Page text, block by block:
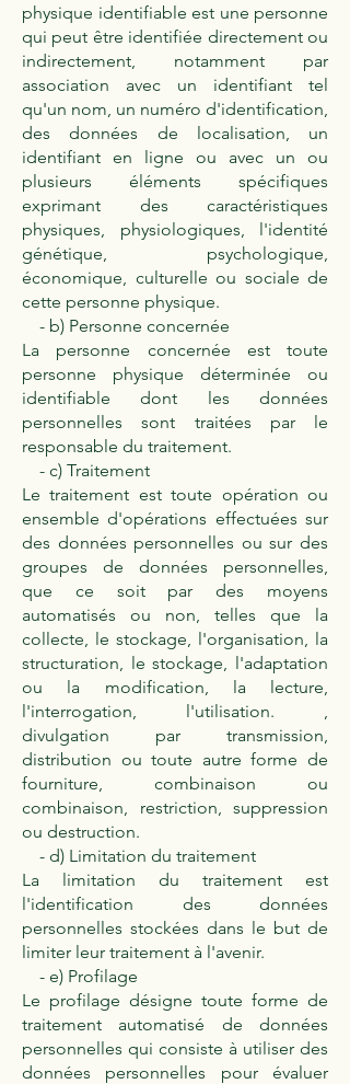
physique identifiable est une personne
qui peut être identifiée directement ou
indirectement, notamment par
association avec un identifiant tel
qu'un nom, un numéro d'identification,
des données de localisation, un
identifiant en ligne ou avec un ou
plusieurs éléments spécifiques
exprimant des caractéristiques
physiques, physiologiques, l'identité
génétique, psychologique,
économique, culturelle ou sociale de
cette personne physique.
- b) Personne concernée
La personne concernée est toute
personne physique déterminée ou
identifiable dont les données
personnelles sont traitées par le
responsable du traitement.
- c) Traitement
Le traitement est toute opération ou
ensemble d'opérations effectuées sur
des données personnelles ou sur des
groupes de données personnelles,
que ce soit par des moyens
automatisés ou non, telles que la
collecte, le stockage, l'organisation, la
structuration, le stockage, l'adaptation
ou la modification, la lecture,
l'interrogation, l'utilisation. ,
divulgation par transmission,
distribution ou toute autre forme de
fourniture, combinaison ou
combinaison, restriction, suppression
ou destruction.
- d) Limitation du traitement
La limitation du traitement est
l'identification des données
personnelles stockées dans le but de
limiter leur traitement à l'avenir.
- e) Profilage
Le profilage désigne toute forme de
traitement automatisé de données
personnelles qui consiste à utiliser des
données personnelles pour évaluer